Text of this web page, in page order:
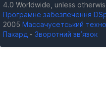
4.0 Worldwide, unless
Програмне забезпечення
2005 Массачусетський
Пакард - Зворотний зв’язок